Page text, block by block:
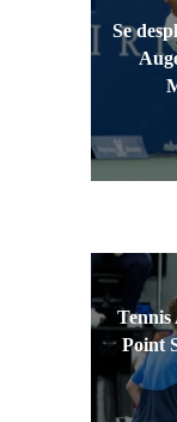
Se
Tennis
Point